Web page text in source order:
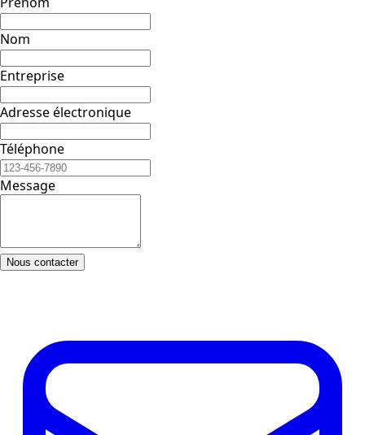
Nom
Entreprise
Adresse électronique
Téléphone
Message
Nous contacter